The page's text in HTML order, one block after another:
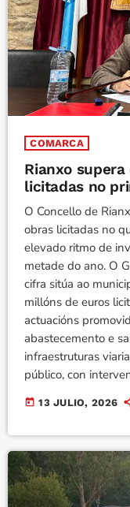
COMARCA
Rianxo
licitadas no
O Concello de
obras licitadas no
elevado ritmo de
metade do ano. O
cifra sitúa ao
millóns de euros
actuacións
abastecemento e
infraestruturas
público, con
today 13 JULIO, 2026